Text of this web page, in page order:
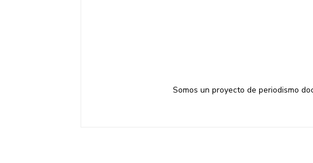
Somos un proyecto de periodismo